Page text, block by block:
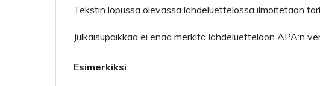
Tekstin lopussa olevassa lähdeluettelossa ilmoitetaan
Julkaisupaikkaa ei enää merkitä lähdeluetteloon APA:n
Esimerkiksi